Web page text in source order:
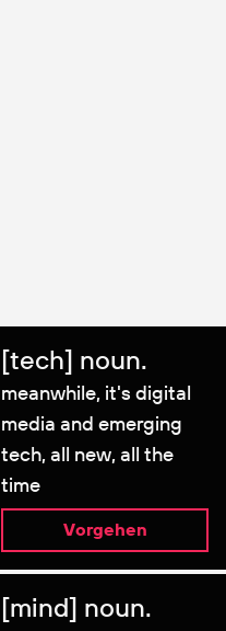
[tech] noun.
meanwhile, it's digital
media and emerging
tech, all new, all the
time
Vorgehen
[mind] noun.